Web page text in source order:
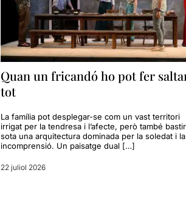
Quan un fricandó ho pot fer
tot
La família pot desplegar-se com un vast territori
irrigat per la tendresa i l’afecte, però també
sota una arquitectura dominada per la soledat i la
incomprensió. Un paisatge dual […]
22 juliol 2026